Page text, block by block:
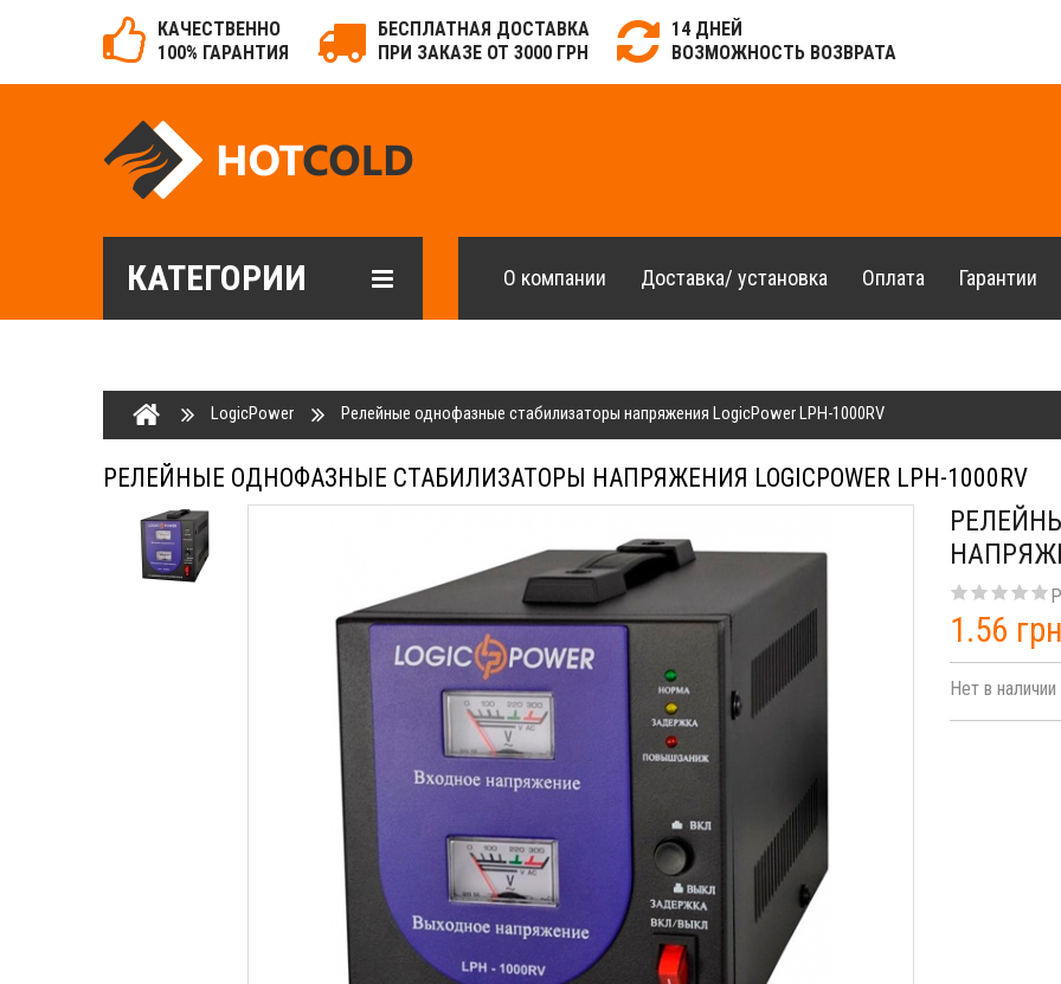
КАЧЕСТВЕННО
100% ГАРАНТИЯ
БЕСПЛАТНАЯ ДОСТАВКА
ПРИ ЗАКАЗЕ ОТ 3000 ГРН
14 ДНЕЙ
ВОЗМОЖНОСТЬ ВОЗВРАТА
КАТЕГОРИИ О компании Доставка/ установка Оплата Гарантии
LogicPower Релейные однофазные стабилизаторы напряжения LogicPower LPH-1000RV
РЕЛЕЙНЫЕ ОДНОФАЗНЫЕ СТАБИЛИЗАТОРЫ НАПРЯЖЕНИЯ LOGICPOWER LPH-1000RV
1.56
Нет в наличии